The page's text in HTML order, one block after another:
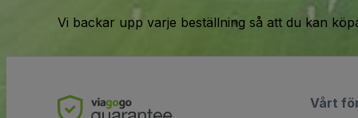
Vi backar upp varje beställning så att du kan
Vårt